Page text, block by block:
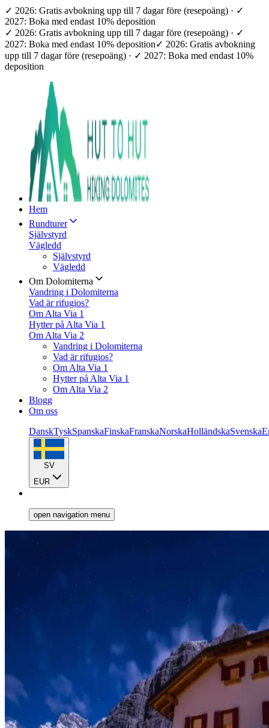
✓ 2026: Gratis avbokning upp till 7 dagar före (resepoäng) · ✓
2027: Boka med endast 10% deposition
✓ 2026: Gratis avbokning upp till 7 dagar före (resepoäng) · ✓
2027: Boka med endast 10% deposition✓ 2026: Gratis avbokning
upp till 7 dagar före (resepoäng) · ✓ 2027: Boka med endast 10%
deposition
Hem
Rundturer
Självstyrd
Vägledd
Självstyrd
Vägledd
Om Dolomiterna
Vandring i Dolomiterna
Vad är rifugios?
Om Alta Via 1
Hytter på Alta Via 1
Om Alta Via 2
Vandring i Dolomiterna
Vad är rifugios?
Om Alta Via 1
Hytter på Alta Via 1
Om Alta Via 2
Blogg
Om oss
DanskTyskSpanskaFinskaFranskaNorskaHolländskaSvenska
SV
EUR
open navigation menu